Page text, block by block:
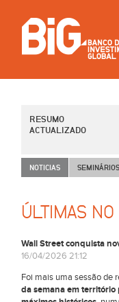
RESUMO
ACTUALIZADO
NOTICIAS
ÚLTIMAS NO
Wall Street conquista
16/04/2026 21:12
Foi mais uma sessão de
da semana em território